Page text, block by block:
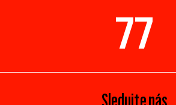
77
Sledujte nás